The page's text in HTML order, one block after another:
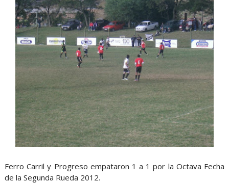
Ferro Carril y Progreso empataron 1 a 1 por la Octava Fecha
de la Segunda Rueda 2012.